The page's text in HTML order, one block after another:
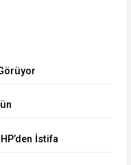
İstifa